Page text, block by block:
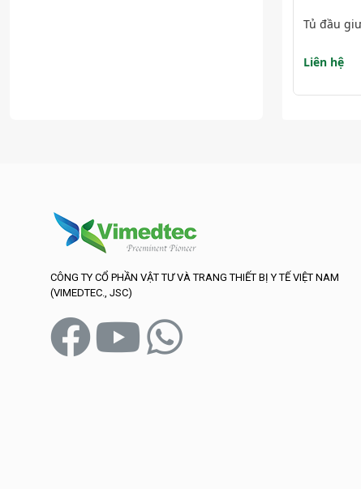
Tủ đầu
Liên hệ
CÔNG TY CỔ PHẦN VẬT TƯ VÀ TRANG THIẾT BỊ Y TẾ VIỆT NAM
(VIMEDTEC., JSC)